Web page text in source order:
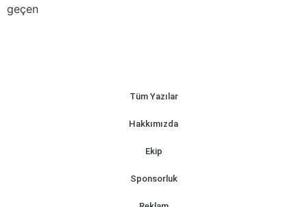
geçen
Tüm Yazılar
Hakkımızda
Ekip
Sponsorluk